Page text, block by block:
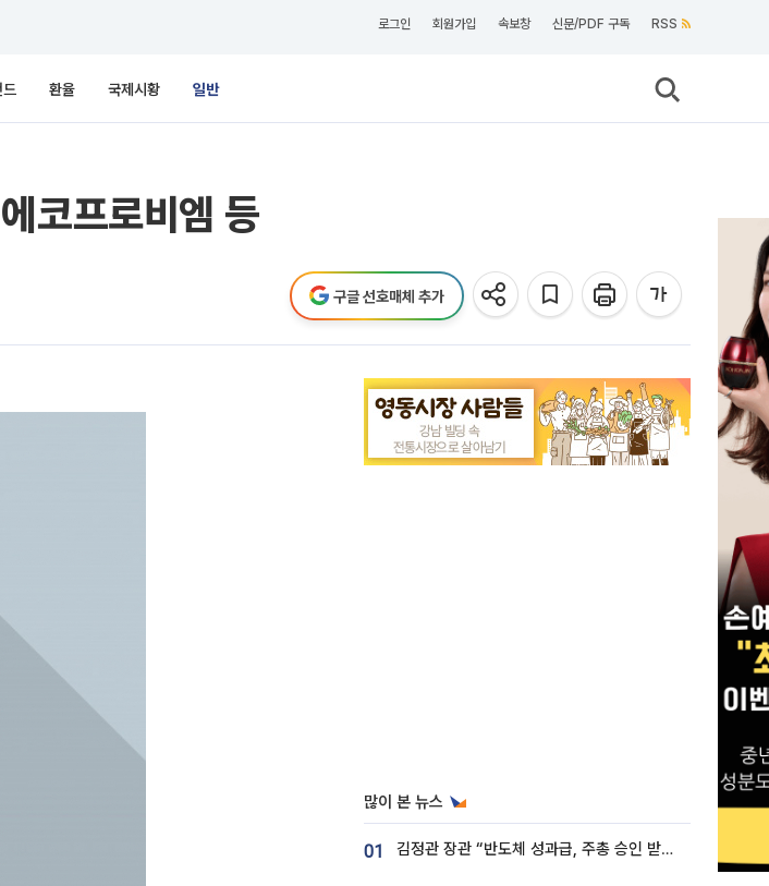
로그인 회원가입 속보창 신문/PDF 구독 RSS
드 환율 국제시황 일반
코프로비엠 등
구글 선호매체 추가
많이 본 뉴스
01 김정관 장관 “반도체 성과급, 주총 승인 받도록”…상법·자본시장법 개정 시사